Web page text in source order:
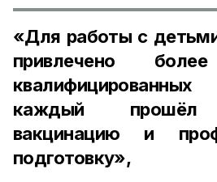
«Для работы с
привлечено
квалифицированных
каждый прошёл
вакцинацию и
подготовку»,